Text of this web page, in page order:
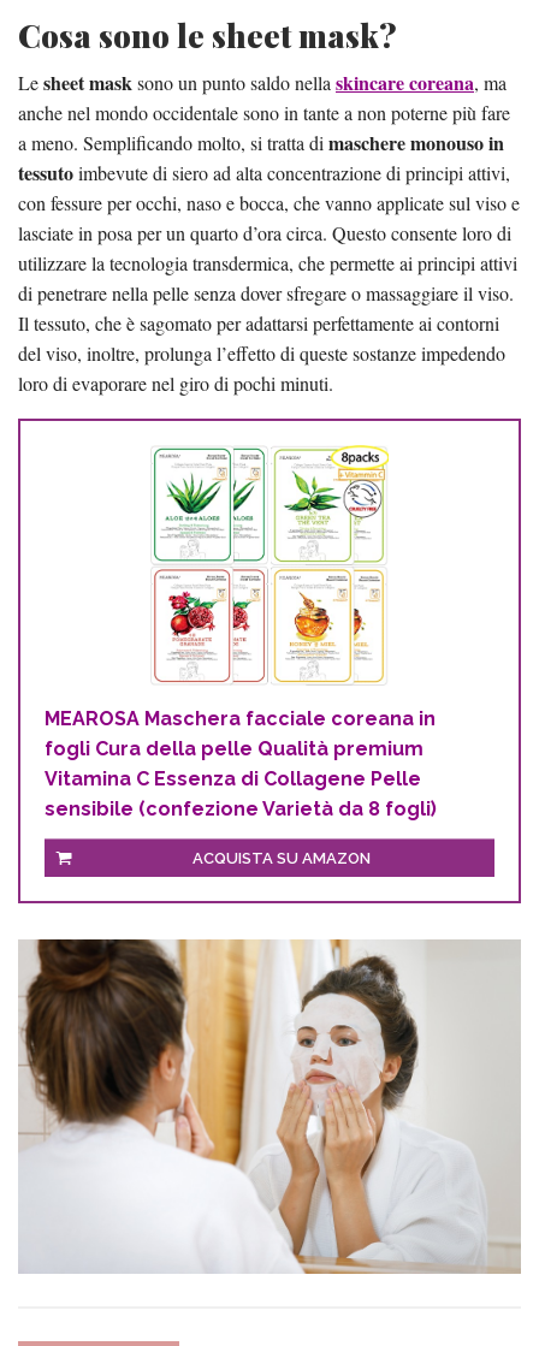
Cosa sono le sheet mask?
Lesheet masksono un punto saldo nella skincare coreana, ma
anche nel mondo occidentale sono in tante a non poterne più fare
a meno. Semplificando molto, si tratta di maschere monouso in
tessutoimbevute di siero ad alta concentrazione di principi attivi,
con fessure per occhi, naso e bocca, che vanno applicate sul viso e
lasciate in posa per un quarto d’ora circa. Questo consente loro di
utilizzare la tecnologia transdermica, che permette ai principi attivi
di penetrare nella pelle senza dover sfregare o massaggiare il viso.
Il tessuto, che è sagomato per adattarsi perfettamente ai contorni
del viso, inoltre, prolunga l’effetto di queste sostanze impedendo
loro di evaporare nel giro di pochi minuti.
MEAROSA Maschera facciale coreana in
fogli Cura della pelle Qualità premium
Vitamina C Essenza di Collagene Pelle
sensibile (confezione Varietà da 8 fogli)
ACQUISTA SU AMAZON